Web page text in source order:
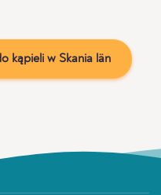
kąpieli w Skania län